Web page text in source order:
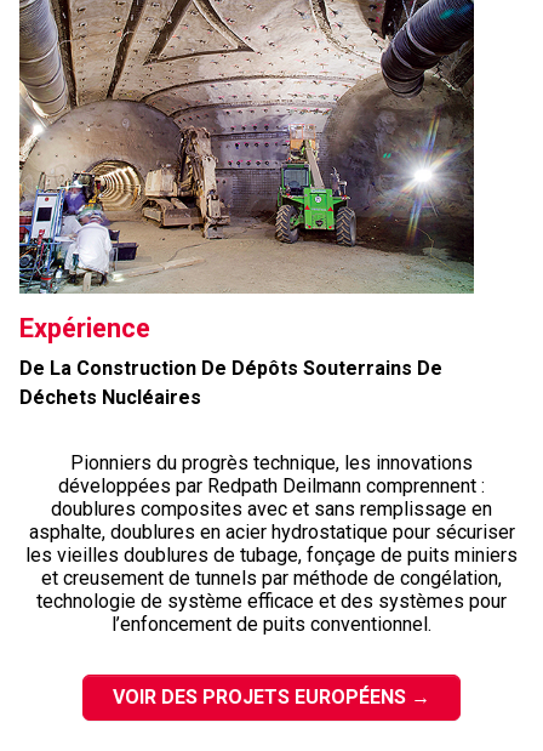
Expérience
De La Construction De Dépôts Souterrains De
Déchets Nucléaires
Pionniers du progrès technique, les innovations
développées par Redpath Deilmann comprennent :
doublures composites avec et sans remplissage en
asphalte, doublures en acier hydrostatique pour sécuriser
les vieilles doublures de tubage, fonçage de puits miniers
et creusement de tunnels par méthode de congélation,
technologie de système efficace et des systèmes pour
l’enfoncement de puits conventionnel.
VOIR DES PROJETS EUROPÉENS →